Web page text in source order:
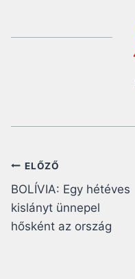
Bejegyzés
navigáció
ELŐZŐ
BOLÍVIA: Egy hétéves
kislányt ünnepel
hősként az ország